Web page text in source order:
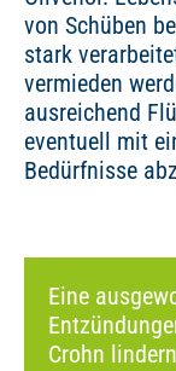
von Schüben
stark
vermieden
ausreichend
eventuell mit
Bedürfnisse
Eine
Crohn